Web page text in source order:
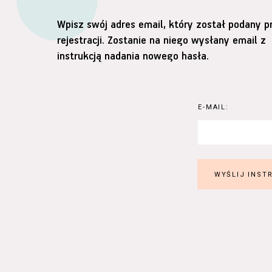
Wpisz swój adres email, który został podany
rejestracji. Zostanie na niego wysłany email z
instrukcją nadania nowego hasła.
E-MAIL: